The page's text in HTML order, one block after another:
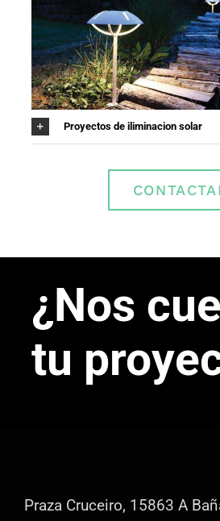
Proyectos de iliminacion solar
¿Nos
tu
Praza Cruceiro, 15863 A